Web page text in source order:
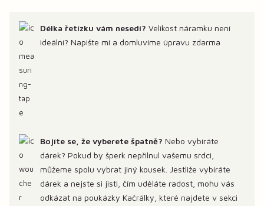
Délka řetízku vám nesedí? Velikost náramku není
ideální? Napište mi a domluvíme úpravu zdarma
Bojíte se, že vyberete špatně? Nebo vybíráte
dárek? Pokud by šperk nepřilnul vašemu srdci,
můžeme spolu vybrat jiný kousek. Jestliže vybíráte
dárek a nejste si jisti, čím uděláte radost, mohu vás
odkázat na poukázky Kačrálky, které najdete v sekci